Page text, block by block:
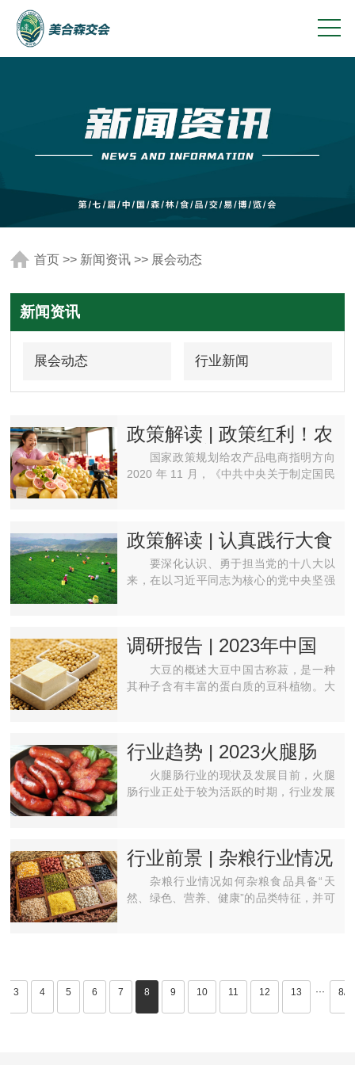
首页 >> 新闻资讯 >> 展会动态
新闻资讯
展会动态 行业新闻
政策解读 | 政策红利！农
产品电商迎来高速发展
期
国家政策规划给农产品电商指明方向
2020 年 11 月，《中共中央关于制定国民
政策解读 | 认真践行大食
物观，深入贯彻习近平
总书记树立大食物观的
要深化认识、勇于担当党的十八大以
来，在以习近平同志为核心的党中央坚强
调研报告 | 2023年中国
大豆行业市场分析报告
大豆的概述大豆中国古称菽，是一种
其种子含有丰富的蛋白质的豆科植物。大
行业趋势 | 2023火腿肠
行业现状与市场发展前
景趋势分析
火腿肠行业的现状及发展目前，火腿
肠行业正处于较为活跃的时期，行业发展
行业前景 | 杂粮行业情况
如何? 杂粮行业发展趋势
与杂粮市场前景分析
杂粮行业情况如何杂粮食品具备“天
然、绿色、营养、健康”的品类特征，并可
3 4 5 6 7 8 9 10 11 12 13 ··· 8/